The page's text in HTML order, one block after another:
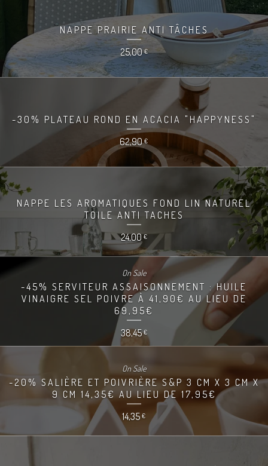
NAPPE PRAIRIE ANTI TÂCHES
25,00€
-30% PLATEAU ROND EN ACACIA "HAPPYNESS"
62,90€
NAPPE LES AROMATIQUES FOND LIN NATUREL
TOILE ANTI TACHES
24,00€
-45% SERVITEUR ASSAISONNEMENT : HUILE
VINAIGRE SEL POIVRE À 41,90€ AU LIEU DE
69,95€
38,45€
On Sale
-20% SALIÈRE ET POIVRIÈRE S&P 3 CM X 3 CM X
9 CM 14,35€ AU LIEU DE 17,95€
14,35 €
On Sale